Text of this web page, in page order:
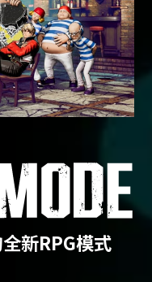
新RPG模式